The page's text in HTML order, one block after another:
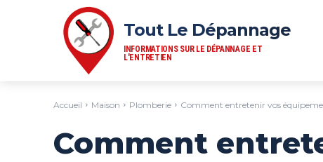
Tout Le Dépannage
INFORMATIONS SUR LE DÉPANNAGE ET
L'ENTRETIEN
Accueil Maison Plomberie Comment entretenir vos
Comment